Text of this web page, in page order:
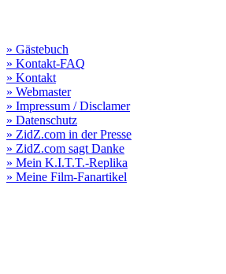
» Gästebuch
» Kontakt-FAQ
» Kontakt
» Webmaster
» Impressum / Disclamer
» Datenschutz
» ZidZ.com in der Presse
» ZidZ.com sagt Danke
» Mein K.I.T.T.-Replika
» Meine Film-Fanartikel